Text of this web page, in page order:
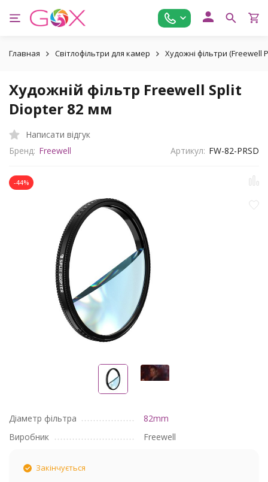
Главная Світлофільтри для камер Художні фільтри (Freewell
Художній фільтр Freewell Split
Diopter 82 мм
Написати відгук
Бренд: Freewell Артикул: FW-82-PRSD
-44%
Діаметр фільтра
82mm
Виробник
Freewell
Закінчується